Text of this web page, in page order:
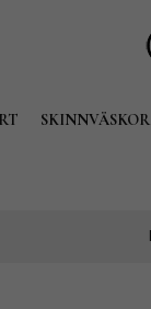
SKINNVÄSKOR